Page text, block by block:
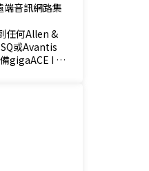
端音訊網路集
任何Allen &
或Avantis
gigaACE I /